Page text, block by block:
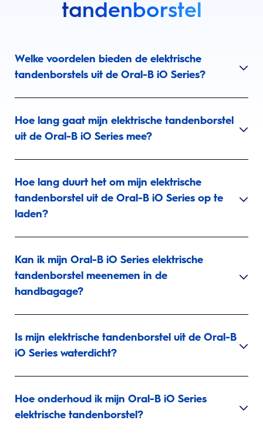
tandenborstel
Welke voordelen bieden de elektrische
tandenborstels uit de Oral-B iO Series?
Hoe lang gaat mijn elektrische tandenborstel
uit de Oral-B iO Series mee?
Hoe lang duurt het om mijn elektrische
tandenborstel uit de Oral-B iO Series op te
laden?
Kan ik mijn Oral-B iO Series elektrische
tandenborstel meenemen in de
handbagage?
Is mijn elektrische tandenborstel uit de Oral-B
iO Series waterdicht?
Hoe onderhoud ik mijn Oral-B iO Series
elektrische tandenborstel?